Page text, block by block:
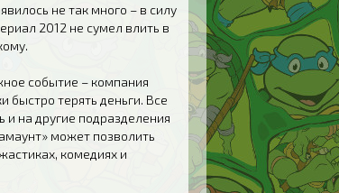
не так много – в силу
2012 не сумел влить в
событие – компания
быстро терять деньги. Все
и на другие подразделения
может позволить
комедиях и